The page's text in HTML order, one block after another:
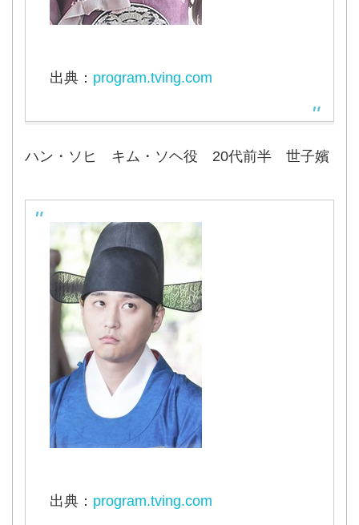
出典： program.tving.com
ハン・ソヒ キム・ソヘ役 20代前半 世子嬪
出典： program.tving.com